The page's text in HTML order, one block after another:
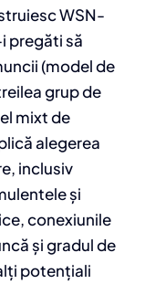
WSN-
pregăti să
(model de
grup de
mixt de
alegerea
inclusiv
și
conexiunile
și gradul de
potențiali